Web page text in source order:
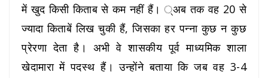
में खुद किसी किताब से कम नहीं हैं। ्अब तक वह 20 से
ज्यादा किताबें लिख चुकी हैं, जिसका हर पन्ना कुछ न कुछ
प्रेरणा देता है। अभी वे शासकीय पूर्व माध्यमिक शाला
खेदामारा में पदस्थ हैं। उन्होंने बताया कि जब वह 3-4